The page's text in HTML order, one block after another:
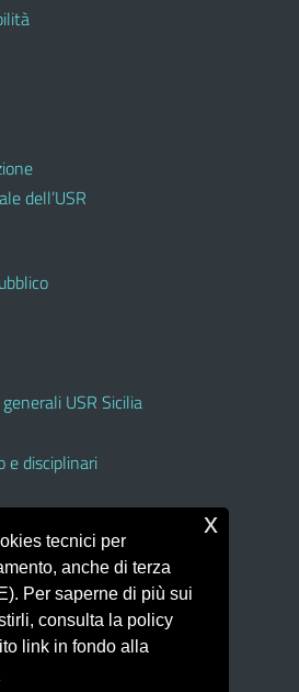
dell’USR
USR Sicilia
e disciplinari
della Sicilia
tecnici per
anche di terza
Per saperne di più sui
consulta la policy
link in fondo alla
x